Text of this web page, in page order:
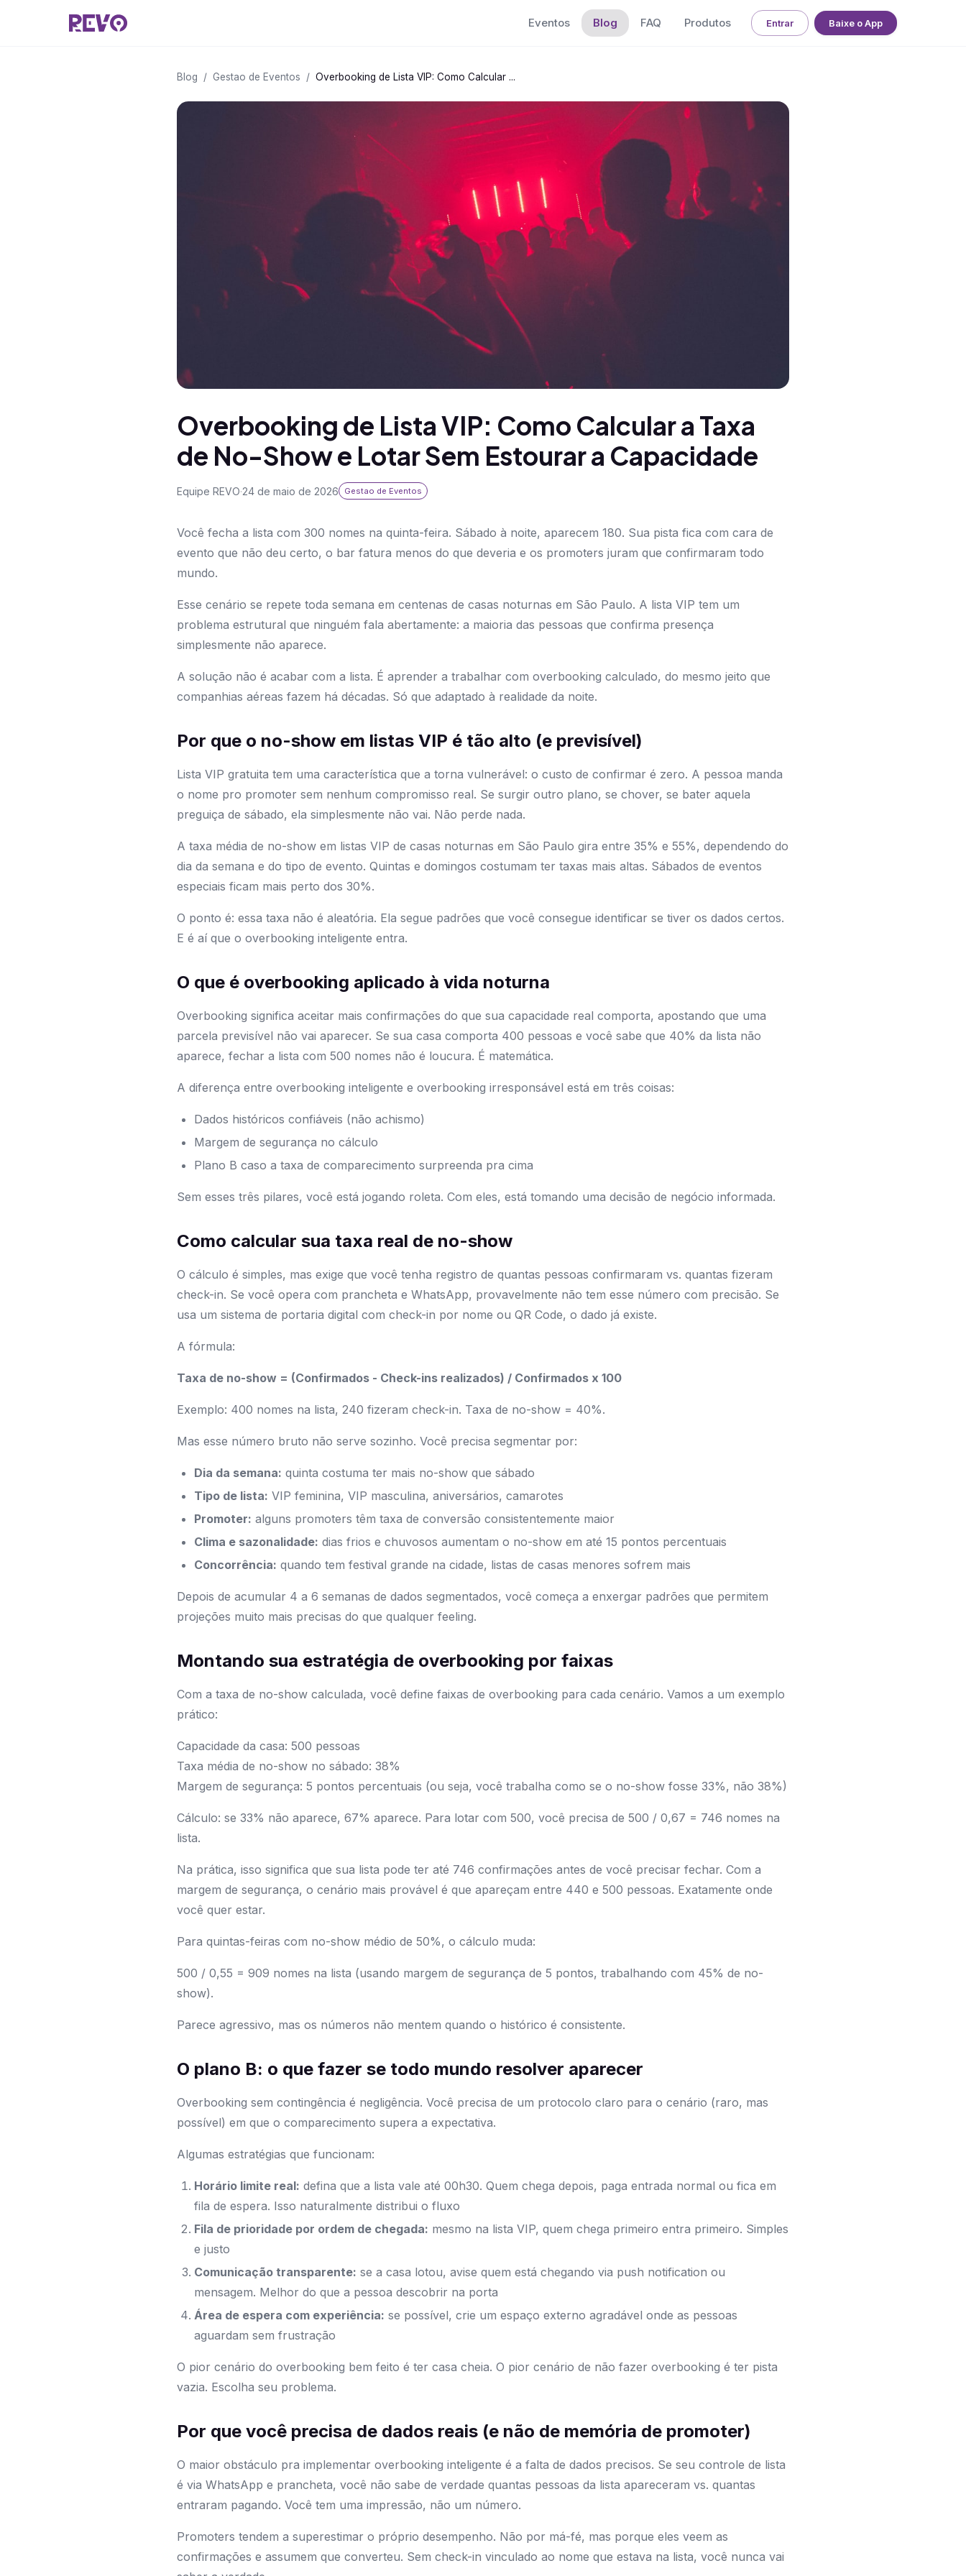
Eventos Blog FAQ Produtos Entrar Baixe o App
Blog / Gestao de Eventos / Overbooking de Lista VIP: Como Calcular ...
Overbooking de Lista VIP: Como Calcular a Taxa
de No-Show e Lotar Sem Estourar a Capacidade
Equipe REVO·24 de maio de 2026 Gestao de Eventos
Você fecha a lista com 300 nomes na quinta-feira. Sábado à noite, aparecem 180. Sua pista fica com cara de
evento que não deu certo, o bar fatura menos do que deveria e os promoters juram que confirmaram todo
mundo.
Esse cenário se repete toda semana em centenas de casas noturnas em São Paulo. A lista VIP tem um
problema estrutural que ninguém fala abertamente: a maioria das pessoas que confirma presença
simplesmente não aparece.
A solução não é acabar com a lista. É aprender a trabalhar com overbooking calculado, do mesmo jeito que
companhias aéreas fazem há décadas. Só que adaptado à realidade da noite.
Por que o no-show em listas VIP é tão alto (e previsível)
Lista VIP gratuita tem uma característica que a torna vulnerável: o custo de confirmar é zero. A pessoa manda
o nome pro promoter sem nenhum compromisso real. Se surgir outro plano, se chover, se bater aquela
preguiça de sábado, ela simplesmente não vai. Não perde nada.
A taxa média de no-show em listas VIP de casas noturnas em São Paulo gira entre 35% e 55%, dependendo do
dia da semana e do tipo de evento. Quintas e domingos costumam ter taxas mais altas. Sábados de eventos
especiais ficam mais perto dos 30%.
O ponto é: essa taxa não é aleatória. Ela segue padrões que você consegue identificar se tiver os dados certos.
E é aí que o overbooking inteligente entra.
O que é overbooking aplicado à vida noturna
Overbooking significa aceitar mais confirmações do que sua capacidade real comporta, apostando que uma
parcela previsível não vai aparecer. Se sua casa comporta 400 pessoas e você sabe que 40% da lista não
aparece, fechar a lista com 500 nomes não é loucura. É matemática.
A diferença entre overbooking inteligente e overbooking irresponsável está em três coisas:
Dados históricos confiáveis (não achismo)
Margem de segurança no cálculo
Plano B caso a taxa de comparecimento surpreenda pra cima
Sem esses três pilares, você está jogando roleta. Com eles, está tomando uma decisão de negócio informada.
Como calcular sua taxa real de no-show
O cálculo é simples, mas exige que você tenha registro de quantas pessoas confirmaram vs. quantas fizeram
check-in. Se você opera com prancheta e WhatsApp, provavelmente não tem esse número com precisão. Se
usa um sistema de portaria digital com check-in por nome ou QR Code, o dado já existe.
A fórmula:
Taxa de no-show = (Confirmados - Check-ins realizados) / Confirmados x 100
Exemplo: 400 nomes na lista, 240 fizeram check-in. Taxa de no-show = 40%.
Mas esse número bruto não serve sozinho. Você precisa segmentar por:
Dia da semana: quinta costuma ter mais no-show que sábado
Tipo de lista: VIP feminina, VIP masculina, aniversários, camarotes
Promoter: alguns promoters têm taxa de conversão consistentemente maior
Clima e sazonalidade: dias frios e chuvosos aumentam o no-show em até 15 pontos percentuais
Concorrência: quando tem festival grande na cidade, listas de casas menores sofrem mais
Depois de acumular 4 a 6 semanas de dados segmentados, você começa a enxergar padrões que permitem
projeções muito mais precisas do que qualquer feeling.
Montando sua estratégia de overbooking por faixas
Com a taxa de no-show calculada, você define faixas de overbooking para cada cenário. Vamos a um exemplo
prático:
Capacidade da casa: 500 pessoas
Taxa média de no-show no sábado: 38%
Margem de segurança: 5 pontos percentuais (ou seja, você trabalha como se o no-show fosse 33%, não 38%)
Cálculo: se 33% não aparece, 67% aparece. Para lotar com 500, você precisa de 500 / 0,67 = 746 nomes na
lista.
Na prática, isso significa que sua lista pode ter até 746 confirmações antes de você precisar fechar. Com a
margem de segurança, o cenário mais provável é que apareçam entre 440 e 500 pessoas. Exatamente onde
você quer estar.
Para quintas-feiras com no-show médio de 50%, o cálculo muda:
500 / 0,55 = 909 nomes na lista (usando margem de segurança de 5 pontos, trabalhando com 45% de no-
show).
Parece agressivo, mas os números não mentem quando o histórico é consistente.
O plano B: o que fazer se todo mundo resolver aparecer
Overbooking sem contingência é negligência. Você precisa de um protocolo claro para o cenário (raro, mas
possível) em que o comparecimento supera a expectativa.
Algumas estratégias que funcionam:
Horário limite real: defina que a lista vale até 00h30. Quem chega depois, paga entrada normal ou fica em
fila de espera. Isso naturalmente distribui o fluxo
Fila de prioridade por ordem de chegada: mesmo na lista VIP, quem chega primeiro entra primeiro. Simples
e justo
Comunicação transparente: se a casa lotou, avise quem está chegando via push notification ou
mensagem. Melhor do que a pessoa descobrir na porta
Área de espera com experiência: se possível, crie um espaço externo agradável onde as pessoas
aguardam sem frustração
O pior cenário do overbooking bem feito é ter casa cheia. O pior cenário de não fazer overbooking é ter pista
vazia. Escolha seu problema.
Por que você precisa de dados reais (e não de memória de promoter)
O maior obstáculo pra implementar overbooking inteligente é a falta de dados precisos. Se seu controle de lista
é via WhatsApp e prancheta, você não sabe de verdade quantas pessoas da lista apareceram vs. quantas
entraram pagando. Você tem uma impressão, não um número.
Promoters tendem a superestimar o próprio desempenho. Não por má-fé, mas porque eles veem as
confirmações e assumem que converteu. Sem check-in vinculado ao nome que estava na lista, você nunca vai